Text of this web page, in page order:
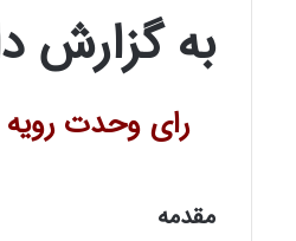
به گزارش
مقدمه